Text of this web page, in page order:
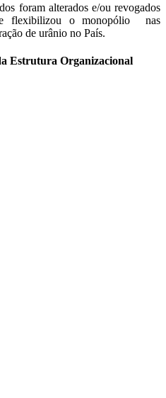
foram alterados e/ou revogados
flexibilizou o monopólio nas
de urânio no País.
Estrutura Organizacional